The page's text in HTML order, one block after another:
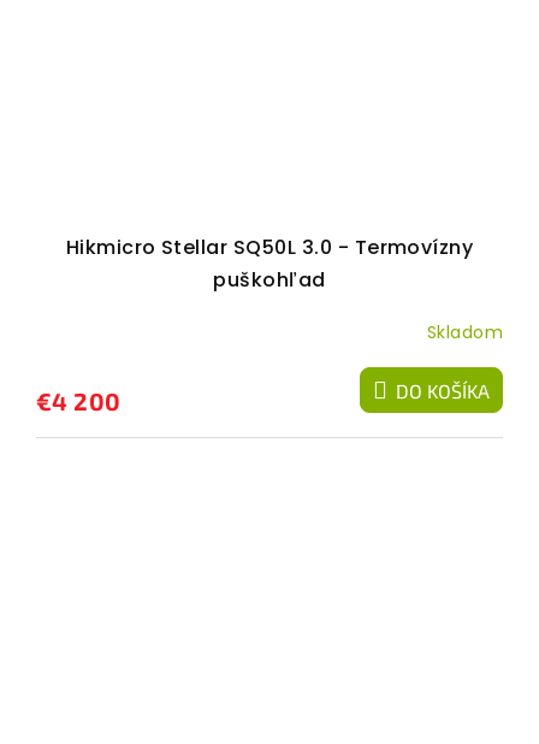
Hikmicro Stellar SQ50L 3.0 - Termovízny
puškohľad
Skladom
€4 200 DO KOŠÍKA